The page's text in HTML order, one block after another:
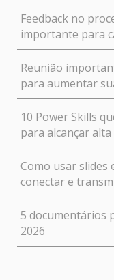
Feedback no
importante para
Reunião
para aumentar
10 Power Skills
para alcançar
Como usar slides
conectar e
5 documentários
2026